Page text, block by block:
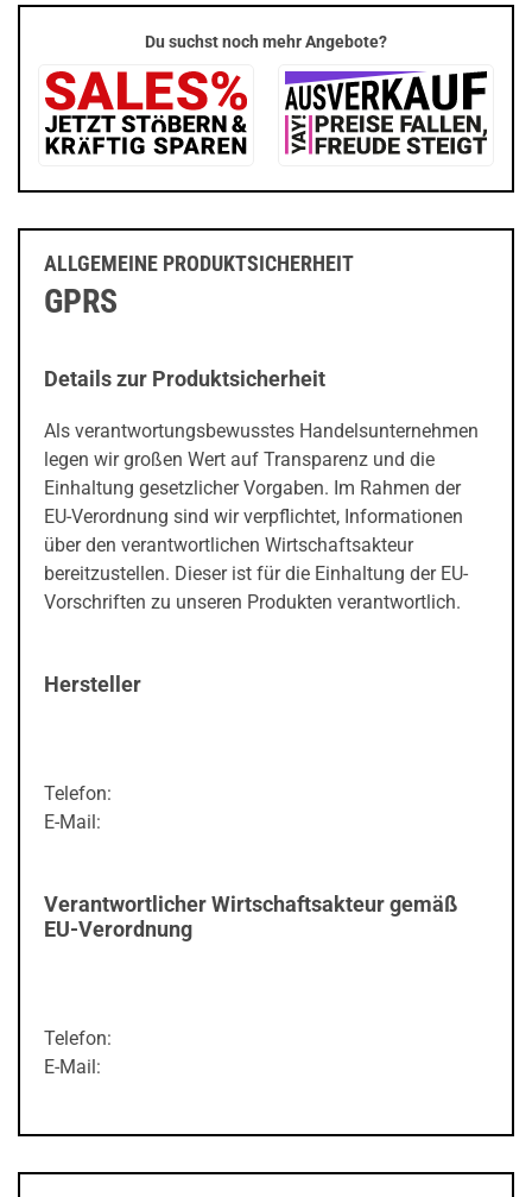
Du suchst noch mehr Angebote?
ALLGEMEINE PRODUKTSICHERHEIT
GPRS
Details zur Produktsicherheit
Als verantwortungsbewusstes Handelsunternehmen
legen wir großen Wert auf Transparenz und die
Einhaltung gesetzlicher Vorgaben. Im Rahmen der
EU-Verordnung sind wir verpflichtet, Informationen
über den verantwortlichen Wirtschaftsakteur
bereitzustellen. Dieser ist für die Einhaltung der EU-
Vorschriften zu unseren Produkten verantwortlich.
Hersteller
Telefon:
E-Mail:
Verantwortlicher Wirtschaftsakteur gemäß
EU-Verordnung
Telefon:
E-Mail: